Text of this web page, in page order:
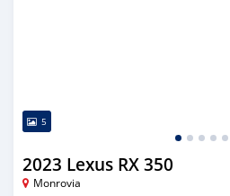
5
2023 Lexus RX 350
Monrovia